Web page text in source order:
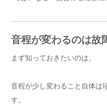
音程が変わるのは故
まず知っておきたいのは、
音程が少し変わること自体は
す。